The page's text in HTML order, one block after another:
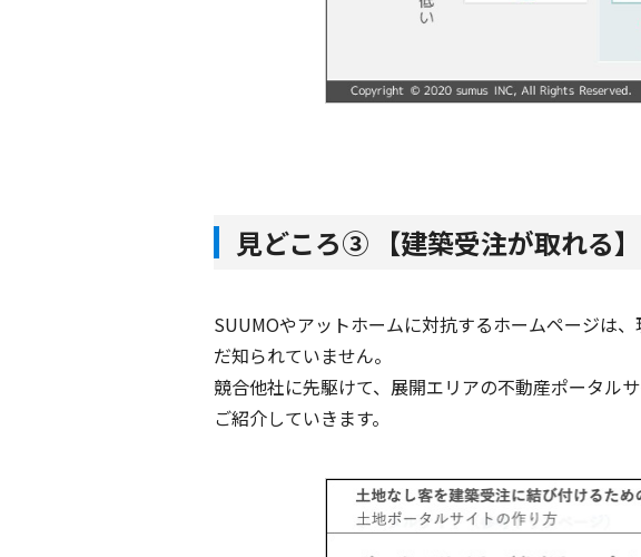
見どころ③ 【建築受注が取れる
SUUMOやアットホームに対抗するホームページは
だ知られていません。
競合他社に先駆けて、展開エリアの不動産ポータル
ご紹介していきます。